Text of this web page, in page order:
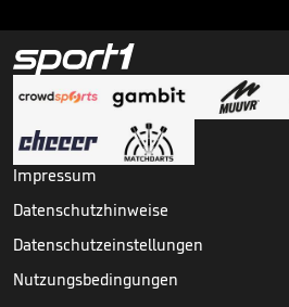
Impressum
Datenschutzhinweise
Datenschutzeinstellungen
Nutzungsbedingungen